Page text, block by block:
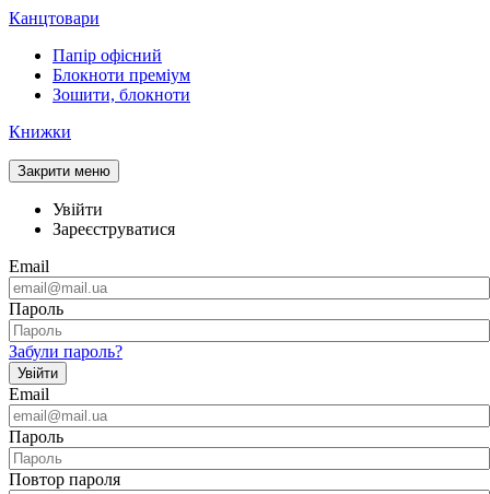
Канцтовари
Папір офісний
Блокноти преміум
Зошити, блокноти
Книжки
Закрити меню
Увійти
Зареєструватися
Email
Пароль
Забули пароль?
Увійти
Email
Пароль
Повтор пароля